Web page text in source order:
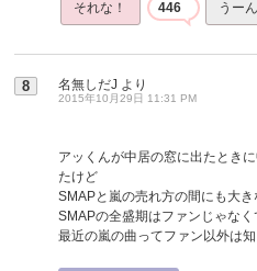
それな！ 446 うー
8 名無しだJ より
2015年10月29日 11:31 PM
アッくんが中居の窓に出たとき
たけど
SMAPと嵐の売れ方の間にも大き
SMAPの全盛期はファンじゃな
最近の嵐の曲ってファン以外は